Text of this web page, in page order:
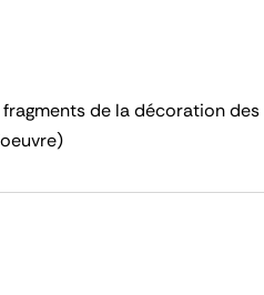
de la décoration